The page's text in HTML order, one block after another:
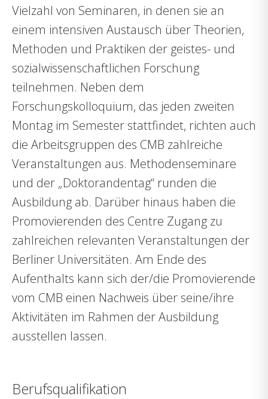
Vielzahl von Seminaren, in denen sie an
einem intensiven Austausch über Theorien,
Methoden und Praktiken der geistes- und
sozialwissenschaftlichen Forschung
teilnehmen. Neben dem
Forschungskolloquium, das jeden zweiten
Montag im Semester stattfindet, richten auch
die Arbeitsgruppen des CMB zahlreiche
Veranstaltungen aus. Methodenseminare
und der „Doktorandentag“ runden die
Ausbildung ab. Darüber hinaus haben die
Promovierenden des Centre Zugang zu
zahlreichen relevanten Veranstaltungen der
Berliner Universitäten. Am Ende des
Aufenthalts kann sich der/die Promovierende
vom CMB einen Nachweis über seine/ihre
Aktivitäten im Rahmen der Ausbildung
ausstellen lassen.
Berufsqualifikation